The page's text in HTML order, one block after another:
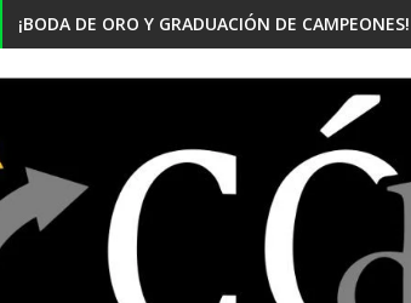
¡BODA DE ORO Y GRADUACIÓN DE